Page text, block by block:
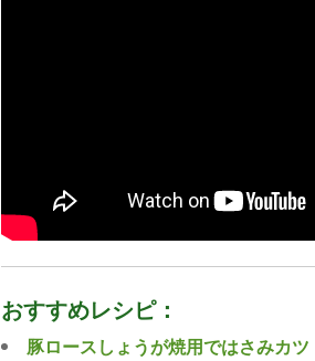
おすすめレシピ：
豚ロースしょうが焼用ではさみカツ